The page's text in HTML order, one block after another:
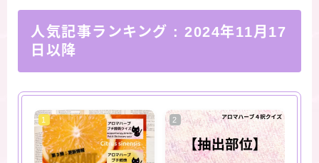
人気記事ランキング : 2024年11月17
日以降